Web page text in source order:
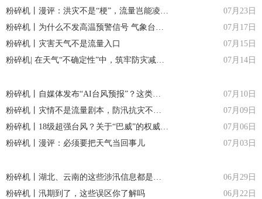
粉碎机丨漫评：洪灾不是“梗”，流量岂能凌驾于生命之上
07月23日
粉碎机丨为什么不发高温预警信号 气象台不敢报40℃? 真相来了！
07月17日
粉碎机丨灾害天气不是流量入口
07月15日
粉碎机| 在天气“不确定性”中，筑牢防灾减灾防线
07月14日
粉碎机丨自媒体发布“AI台风预报”？这类流量，别乱蹭！
07月10日
粉碎机丨灾情不是流量剧本，防汛抗灾不容谣言添乱
07月09日
粉碎机丨18级超强台风？关于“巴威”的权威信息来了
07月06日
粉碎机丨漫评：必须要把天气当回事儿
07月03日
粉碎机丨湖北、云南的这些涉汛信息都是假的
06月29日
粉碎机丨汛期到了，这些误区你了解吗
06月22日